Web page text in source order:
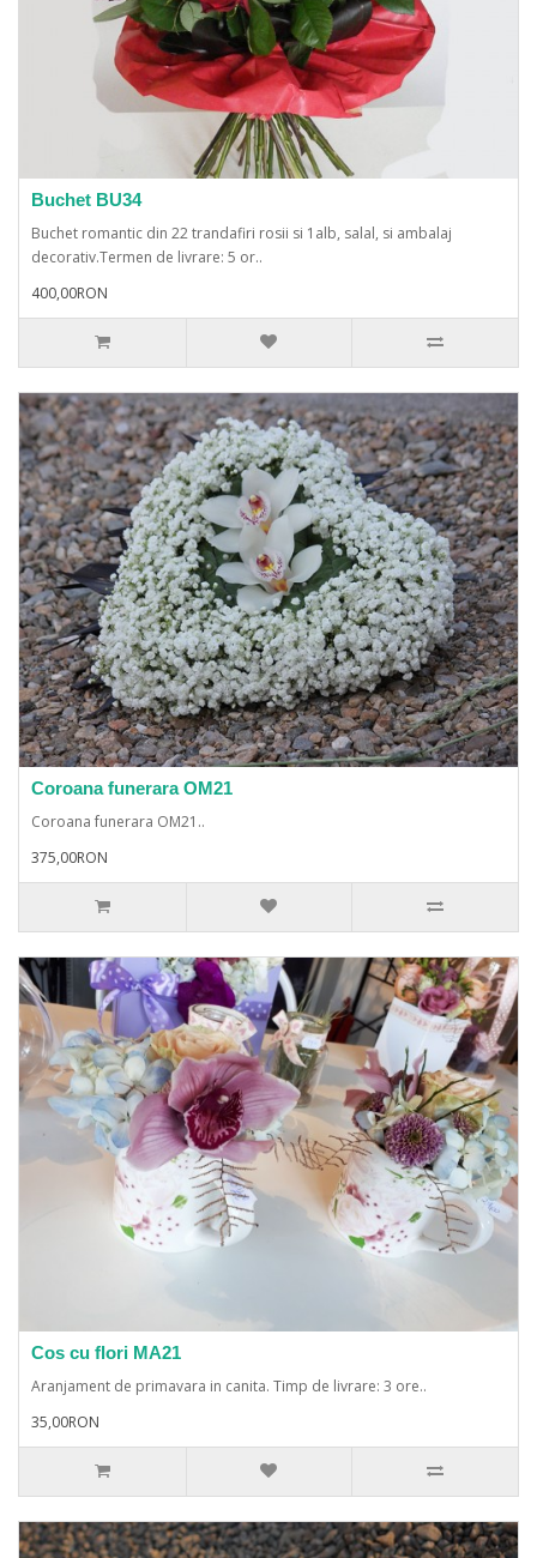
Buchet BU34
Buchet romantic din 22 trandafiri rosii si 1alb, salal, si ambalaj
decorativ.Termen de livrare: 5 or..
400,00RON
Coroana funerara OM21
Coroana funerara OM21..
375,00RON
Cos cu flori MA21
Aranjament de primavara in canita. Timp de livrare: 3 ore..
35,00RON